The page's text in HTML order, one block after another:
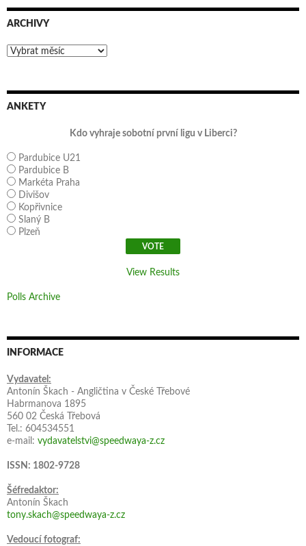
ARCHIVY
Archivy
ANKETY
Kdo vyhraje sobotní první ligu v Liberci?
Pardubice U21
Pardubice B
Markéta Praha
Divišov
Kopřivnice
Slaný B
Plzeň
View Results
Polls Archive
INFORMACE
Vydavatel:
Antonín Škach - Angličtina v České Třebové
Habrmanova 1895
560 02 Česká Třebová
Tel.: 604534551
e-mail: vydavatelstvi@speedwaya-z.cz
ISSN: 1802-9728
Šéfredaktor:
Antonín Škach
tony.skach@speedwaya-z.cz
Vedoucí fotograf: